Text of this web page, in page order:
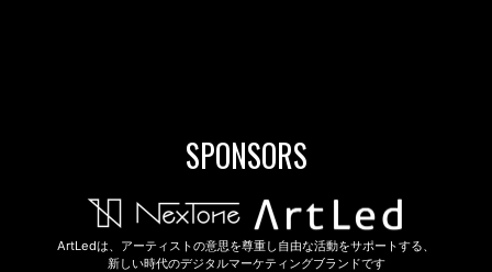
SPONSORS
ArtLedは、アーティストの意思を尊重し自由な活動をサポートする、
新しい時代のデジタルマーケティングブランドです